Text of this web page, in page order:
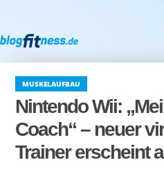
MUSKELAUFBAU
Nintendo Wii:
Coach“ – neuer
Trainer erscheint